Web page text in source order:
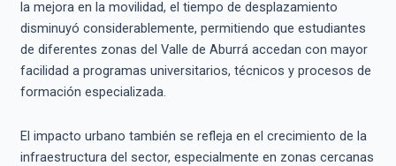
la mejora en la movilidad, el tiempo de desplazamiento
disminuyó considerablemente, permitiendo que estudiantes
de diferentes zonas del Valle de Aburrá accedan con mayor
facilidad a programas universitarios, técnicos y procesos de
formación especializada.
El impacto urbano también se refleja en el crecimiento de la
infraestructura del sector, especialmente en zonas cercanas